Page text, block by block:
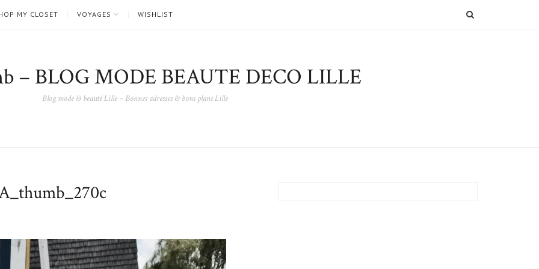
MY CLOSET VOYAGES WISHLIST
– BLOG MODE BEAUTE DECO LILLE
Blog mode & beauté Lille – Bonnes adresses & bons plans Lille